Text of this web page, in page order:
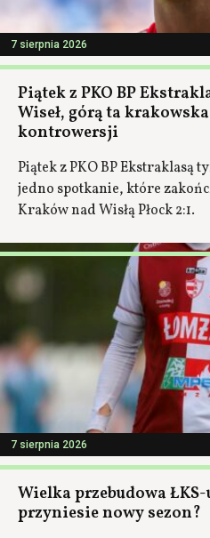
7 sierpnia 2026
Piątek z PKO BP
Wiseł, górą ta
kontrowersji
Piątek z PKO BP Ekstraklasą
jedno spotkanie, które
Kraków nad Wisłą Płock 2:1.
7 sierpnia 2026
Wielka przebudowa ŁKS-
przyniesie nowy sezon?